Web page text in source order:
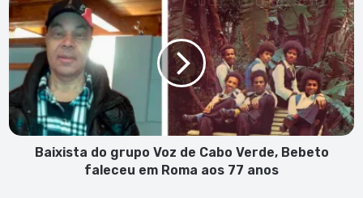
grupo
Voz
de
Cabo
Verde,
Bebeto
faleceu
Baixista do grupo Voz de Cabo Verde, Bebeto
faleceu em Roma aos 77 anos